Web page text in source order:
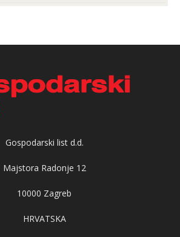
Gospodarski list d.d.
Majstora Radonje 12
10000 Zagreb
HRVATSKA